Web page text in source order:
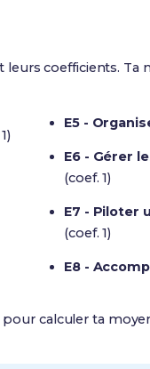
leurs coefficients. Ta
E5 -
E6 - Gérer
(coef. 1)
E7 - Piloter
(coef. 1)
E8 -
pour calculer ta